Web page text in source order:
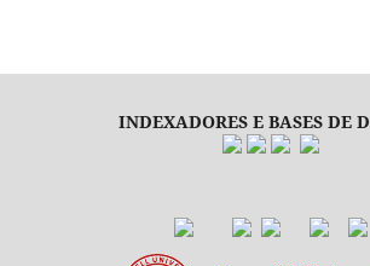
INDEXADORES E BASES DE